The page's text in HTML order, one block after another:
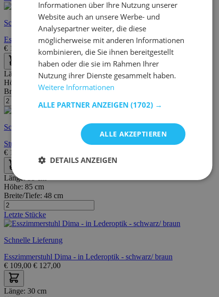
Schnelle Lieferung
Esszimmerstuhl Ziva - schwarz
€ 155,00 €179,00
Länge:
55 cm
Höhe:
Breite/Tiefe:54 cm
Schnelle Lieferung
Stuhl Lilou - schwarz
€ 129,00
Länge:
Höhe: 85 cm
Breite/Tiefe: 48 cm
Letzte Stücke
Schnelle Lieferung
Esszimmerstuhl Dima - in Lederoptik - schwarz/ braun
€ 109,00 € 127,00
Länge: 30 cm
Informationen über Ihre Nutzung unserer
Website auch an unsere Werbe- und
Analysepartner weiter, die diese
möglicherweise mit anderen Informationen
kombinieren, die Sie ihnen bereitgestellt
haben oder die sie im Rahmen Ihrer
Nutzung ihrer Dienste gesammelt haben.
Weitere Informationen
ALLE PARTNER ANZEIGEN (1702) →
ALLE AKZEPTIEREN
DETAILS ANZEIGEN